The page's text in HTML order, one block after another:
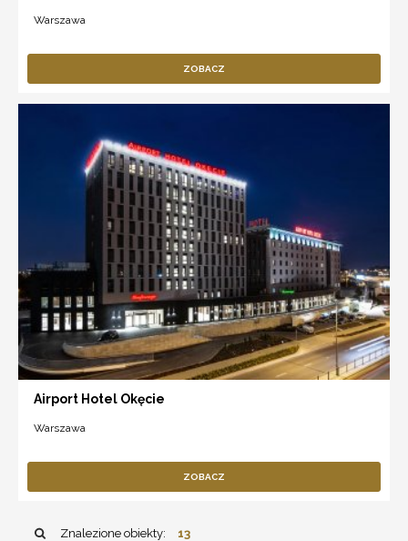
Warszawa
ZOBACZ
Airport Hotel Okęcie
Warszawa
ZOBACZ
Znalezione obiekty: 13